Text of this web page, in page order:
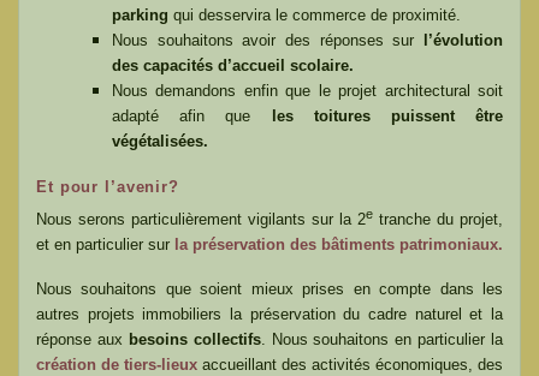
parking qui desservira le commerce de proximité.
Nous souhaitons avoir des réponses sur l’évolution
des capacités d’accueil scolaire.
Nous demandons enfin que le projet architectural soit
adapté afin que les toitures puissent être
végétalisées.
Et pour l’avenir?
Nous serons particulièrement vigilants sur la 2e tranche du projet,
et en particulier sur la préservation des bâtiments patrimoniaux.
Nous souhaitons que soient mieux prises en compte dans les
autres projets immobiliers la préservation du cadre naturel et la
réponse aux besoins collectifs. Nous souhaitons en particulier la
création de tiers-lieux accueillant des activités économiques, des